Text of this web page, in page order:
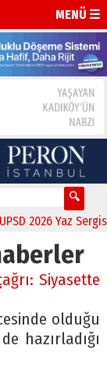
MENÜ ☰
2026 Yaz
Siyasette
olduğu
hazırladığı